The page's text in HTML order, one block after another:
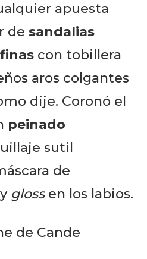
apuesta
de sandalias
con tobillera
aros colgantes
dije. Coronó el
peinado
sutil
de
glossen los labios.